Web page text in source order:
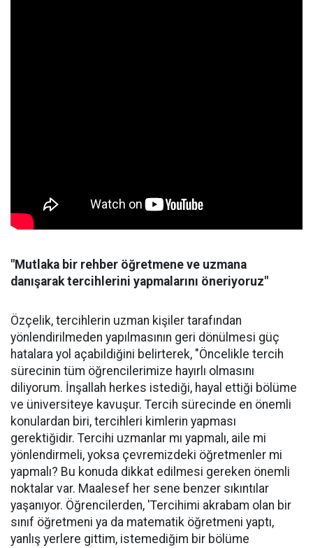
"Mutlaka bir rehber öğretmene ve uzmana
danışarak tercihlerini yapmalarını öneriyoruz"
Özçelik, tercihlerin uzman kişiler tarafından
yönlendirilmeden yapılmasının geri dönülmesi güç
hatalara yol açabildiğini belirterek, "Öncelikle tercih
sürecinin tüm öğrencilerimize hayırlı olmasını
diliyorum. İnşallah herkes istediği, hayal ettiği bölüme
ve üniversiteye kavuşur. Tercih sürecinde en önemli
konulardan biri, tercihleri kimlerin yapması
gerektiğidir. Tercihi uzmanlar mı yapmalı, aile mi
yönlendirmeli, yoksa çevremizdeki öğretmenler mi
yapmalı? Bu konuda dikkat edilmesi gereken önemli
noktalar var. Maalesef her sene benzer sıkıntılar
yaşanıyor. Öğrencilerden, 'Tercihimi akrabam olan bir
sınıf öğretmeni ya da matematik öğretmeni yaptı,
yanlış yerlere gittim, istemediğim bir bölüme